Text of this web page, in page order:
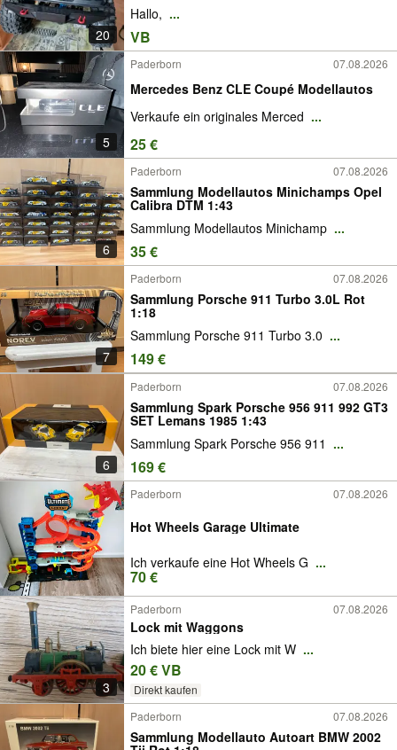
20
Hallo, ...
VB
5
Paderborn 07.08.2026
Mercedes Benz CLE Coupé Modellautos
Verkaufe ein originales Merced ...
25 €
6
Paderborn 07.08.2026
Sammlung Modellautos Minichamps Opel
Calibra DTM 1:43
Sammlung Modellautos Minichamp ...
35 €
7
Paderborn 07.08.2026
Sammlung Porsche 911 Turbo 3.0L Rot
1:18
Sammlung Porsche 911 Turbo 3.0 ...
149 €
6
Paderborn 07.08.2026
Sammlung Spark Porsche 956 911 992 GT3
SET Lemans 1985 1:43
Sammlung Spark Porsche 956 911 ...
169 €
Paderborn 07.08.2026
Hot Wheels Garage Ultimate
Ich verkaufe eine Hot Wheels G ...
70 €
3
Paderborn 07.08.2026
Lock mit Waggons
Ich biete hier eine Lock mit W ...
20 € VB
Direkt kaufen
Paderborn
07.08.2026
Sammlung Modellauto Autoart BMW 2002